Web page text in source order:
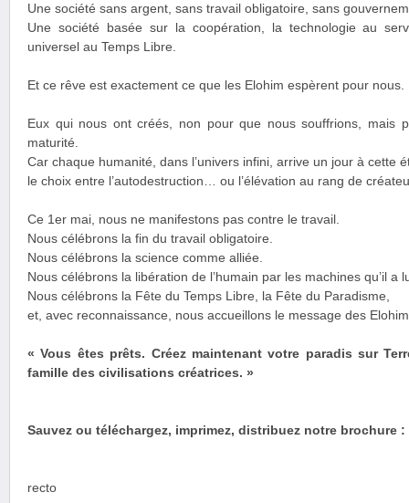
Une société sans argent, sans travail obligatoire, sans
Une société basée sur la coopération, la technologie au
universel au Temps Libre.
Et ce rêve est exactement ce que les Elohim espèrent pour nous.
Eux qui nous ont créés, non pour que nous souffrions, mais
maturité.
Car chaque humanité, dans l’univers infini, arrive un jour à cette
le choix entre l’autodestruction… ou l’élévation au rang de
Ce 1er mai, nous ne manifestons pas contre le travail.
Nous célébrons la fin du travail obligatoire.
Nous célébrons la science comme alliée.
Nous célébrons la libération de l’humain par les machines qu’il a
Nous célébrons la Fête du Temps Libre, la Fête du Paradisme,
et, avec reconnaissance, nous accueillons le message des
« Vous êtes prêts. Créez maintenant votre paradis sur
famille des civilisations créatrices. »
Sauvez ou téléchargez, imprimez, distribuez notre brochure :
recto